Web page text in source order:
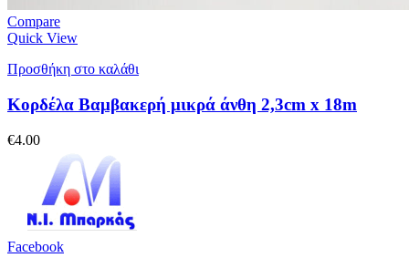
Compare
Quick View
Προσθήκη στο καλάθι
Κορδέλα Βαμβακερή μικρά άνθη 2,3cm x 18m
€4.00
Facebook